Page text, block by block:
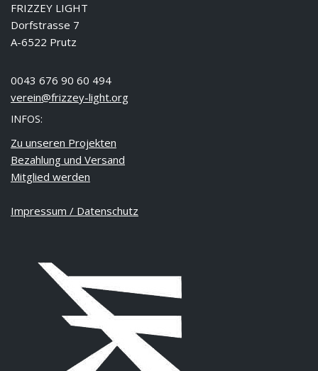
FRIZZEY LIGHT
Dorfstrasse 7
A-6522 Prutz
0043 676 90 60 494
verein@frizzey-light.org
INFOS:
Zu unseren Projekten
Bezahlung und Versand
Mitglied werden
Impressum / Datenschutz